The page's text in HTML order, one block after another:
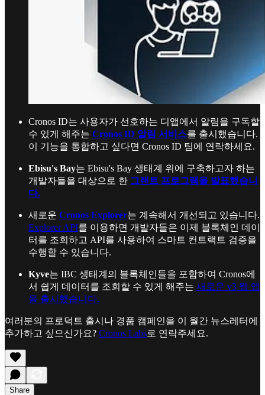
Cronos ID는 사용자가 선호하는 디앱에서 알림을 구독할
수 있게 해주는 Cronos ID 알림 서비스를 출시했습니다.
이 기능을 통합하고 싶다면 Cronos ID 팀에 연락하세요.
Ebisu's Bay는 Ebisu's Bay 생태계 위에 구축하고자 하는
개발자들을 대상으로 한 그랜트 프로그램을 발표했습니
다.
새로운 Cronos Explorer는 계속해서 개선되고 있습니다.
Explorer API를 이용하면 개발자들은 이제 블록체인 데이
터를 조회하고 API를 사용하여 스마트 컨트랙트 검증을
수행할 수 있습니다.
Kyve는 IBC 생태계의 블록체인들을 포함하여 Cronos에
서 쉽게 데이터를 조회할 수 있게 해주는 새로운 v3 웹 앱
을 출시했습니다.
여러분의 프로덕트 출시나 경품 캠페인을 이 월간 뉴스레터에
추가하고 싶으신가요? Cronos Labs로 연락주세요.
Share